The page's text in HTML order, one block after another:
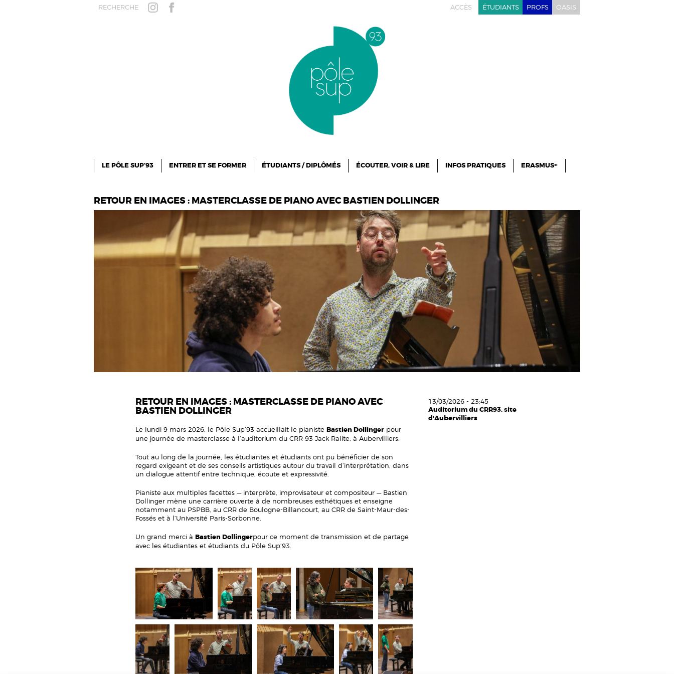
Aller au contenu principal ACCÈS ÉTUDIANTS PROFS OASIS
RECHERCHE INSTAGRAMFACEBOOK
LE PÔLE SUP’93 ENTRER ET SE FORMER ÉTUDIANTS / DIPLÔMÉS ÉCOUTER, VOIR & LIRE INFOS PRATIQUES ERASMUS+
RETOUR EN IMAGES : MASTERCLASSE DE PIANO AVEC BASTIEN DOLLINGER
RETOUR EN IMAGES : MASTERCLASSE DE PIANO AVEC
BASTIEN DOLLINGER
Le lundi 9 mars 2026, le Pôle Sup’93 accueillait le pianisteBastien Dollinger pour
une journée de masterclasse à l’auditorium du CRR 93 Jack Ralite, à Aubervilliers.
Tout au long de la journée, les étudiantes et étudiants ont pu bénéficier de son
regard exigeant et de ses conseils artistiques autour du travail d’interprétation, dans
un dialogue attentif entre technique, écoute et expressivité.
Pianiste aux multiples facettes — interprète, improvisateur et compositeur — Bastien
Dollinger mène une carrière ouverte à de nombreuses esthétiques et enseigne
notamment au PSPBB, au CRR de Boulogne-Billancourt, au CRR de Saint-Maur-des-
Fossés et à l’Université Paris-Sorbonne.
Un grand merci àBastien Dollingerpour ce moment de transmission et de partage
avec les étudiantes et étudiants du Pôle Sup’93.
13/03/2026 - 23:45
Auditorium du CRR93, site
d'Aubervilliers